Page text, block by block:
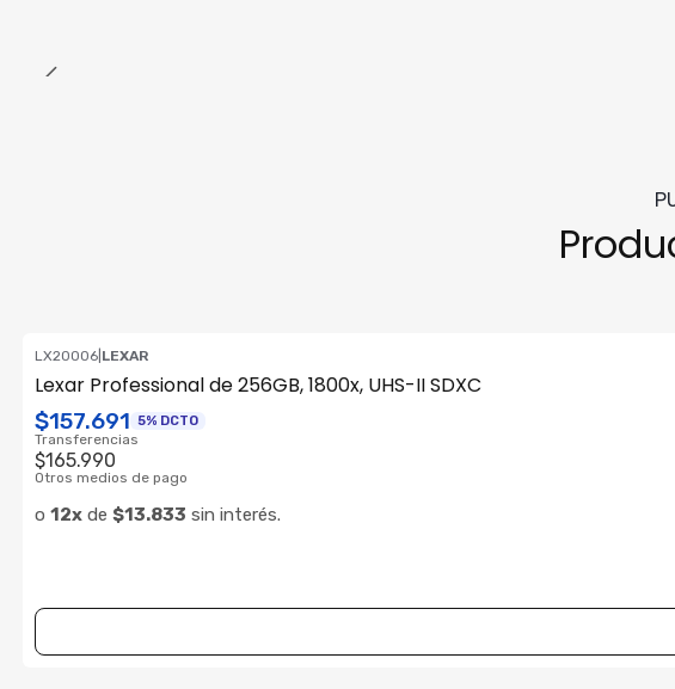
LX20006| LEXAR
Lexar Professional de 256GB, 1800x, UHS-II SDXC
$157.691 5% DCTO
Transferencias
$165.990
Otros medios de pago
o 12xde $13.833 sin interés.